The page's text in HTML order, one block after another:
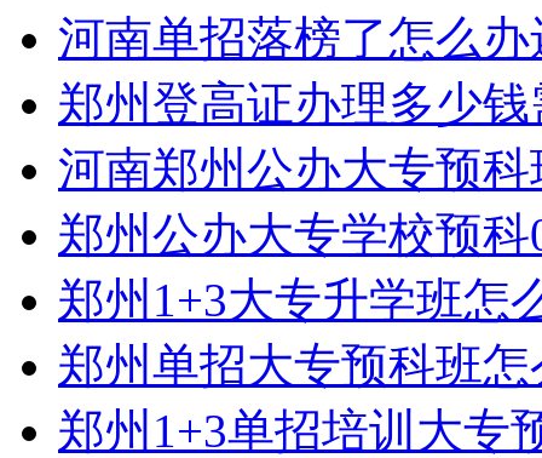
河南单招落榜了怎么
郑州登高证办理多少
河南郑州公办大专预
郑州公办大专学校预
郑州1+3大专升学班怎
郑州单招大专预科班
郑州1+3单招培训大专